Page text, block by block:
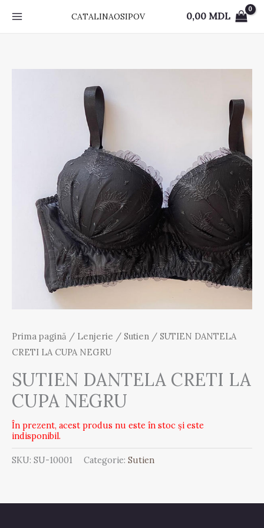
CATALINAOSIPOV 0,00 MDL
Prima pagină / Lenjerie / Sutien / SUTIEN DANTELA
CRETI LA CUPA NEGRU
SUTIEN DANTELA CRETI LA
CUPA NEGRU
În prezent, acest produs nu este în stoc și este
indisponibil.
SKU: SU-10001 Categorie: Sutien